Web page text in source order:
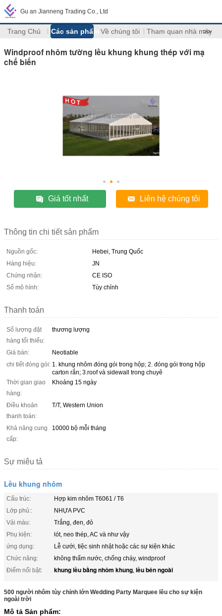
Gu an Jianneng Trading Co., Ltd
Trang Chủ Các sản phẩm Về chúng tôi Tham quan nhà máy
>>
Windproof nhôm tường lều khung khung thép với mạ
chế biến
Giá tốt nhất Liên hệ chúng tôi
Thông tin chi tiết sản phẩm
Nguồn gốc:
Hebei, Trung Quốc
Hàng hiệu:
JN
Chứng nhận:
CE ISO
Số mô hình:
Tùy chỉnh
Thanh toán
Số lượng đặt
hàng tối thiểu:
thương lượng
Giá bán:
Neotiable
chi tiết đóng gói: 1. khung nhôm đóng gói trong hộp; 2. đóng gói trong hộp
carton rắn; 3.roof và sidewall trong chuyê
Thời gian giao
hàng:
Khoảng 15 ngày
Điều khoản
thanh toán:
T/T, Western Union
Khả năng cung
cấp:
10000 bộ mỗi tháng
Sự miêu tả
Lều khung nhôm
Cấu trúc:
Hợp kim nhôm T6061 / T6
Lớp phủ::
NHỰA PVC
Vải màu:
Trắng, đen, đỏ
Phụ kiện:
lót, neo thép, AC và như vậy
ứng dụng:
Lễ cưới, tiệc sinh nhật hoặc các sự kiện khác
Chức năng:
không thấm nước, chống cháy, windproof
Điểm nổi bật:
khung lều bằng nhôm khung, lều bên ngoài
500 người nhôm tùy chỉnh lớn Wedding Party Marquee lều cho sự kiện
ngoài trời
Mô tả Sản phẩm: